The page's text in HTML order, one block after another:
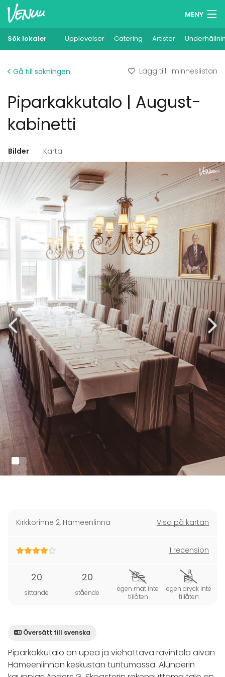
MENY
Minneslista
Lägg till din lokal
Sök lokaler Upplevelser Catering Artister
Gå till sökningen Lägg till i minneslistan
Piparkakkutalo | August-
kabinetti
Bilder Karta
Kirkkorinne 2, Hämeenlinna Visa på kartan
1 recension
20
sittande
20
stående
egen mat inte
tillåten
egen dryck inte
tillåten
Översätt till svenska
Piparkakkutalo on upea ja viehättävä ravintola aivan
Hämeenlinnan keskustan tuntumassa. Alunperin